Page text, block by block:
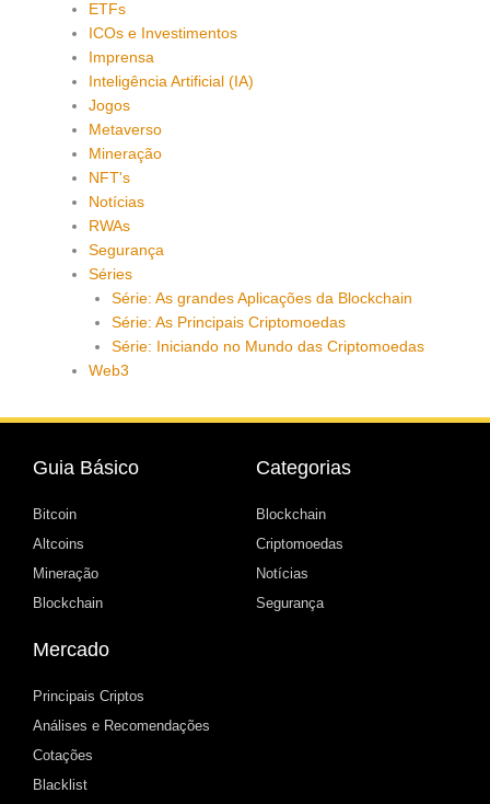
ETFs
ICOs e Investimentos
Imprensa
Inteligência Artificial (IA)
Jogos
Metaverso
Mineração
NFT's
Notícias
RWAs
Segurança
Séries
Série: As grandes Aplicações da Blockchain
Série: As Principais Criptomoedas
Série: Iniciando no Mundo das Criptomoedas
Web3
Guia Básico
Bitcoin
Altcoins
Mineração
Blockchain
Categorias
Blockchain
Criptomoedas
Notícias
Segurança
Mercado
Principais Criptos
Análises e Recomendações
Cotações
Blacklist